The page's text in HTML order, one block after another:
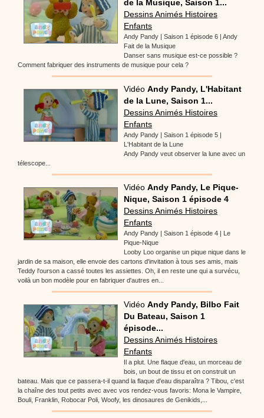
de la Musique, Saison 1...
Dessins Animés Histoires
Enfants
Andy Pandy | Saison 1 épisode 6 | Andy
Fait de la Musique
Danser sans musique est-ce possible ?
Comment fabriquer des instruments de musique pour cela ?
Vidéo Andy Pandy, L'Habitant
de la Lune, Saison 1...
Dessins Animés Histoires
Enfants
Andy Pandy | Saison 1 épisode 5 |
L'Habitant de la Lune
Andy Pandy veut observer la lune avec un
télescope...
Vidéo Andy Pandy, Le Pique-
Nique, Saison 1 épisode 4
Dessins Animés Histoires
Enfants
Andy Pandy | Saison 1 épisode 4 | Le
Pique-Nique
Looby Loo organise un pique nique dans le
jardin de sa maison, elle envoie des cartons d'invitation à tous ses amis, mais
Teddy l'ourson a cassé toutes les assiettes. Oh, il en reste une qui a survécu,
voilà un bon modèle pour en fabriquer d'autres en...
Vidéo Andy Pandy, Bilbo Fait
Du Bateau, Saison 1
épisode...
Dessins Animés Histoires
Enfants
Il a plut. Une flaque d'eau, un morceau de
bois, un bout de tissu et on construit un
bateau. Mais que ce passera-t-il quand la flaque d'eau disparaîtra ? Tibou, c'est
la chaîne des tout petits avec avec vos rendez-vous favoris: Mona le Vampire,
Bouli, Franklin, Robocar Poli, Woofy, les dinosaures de Genikids,...